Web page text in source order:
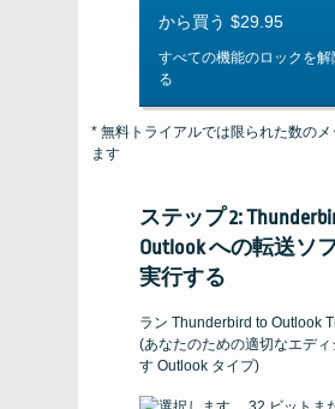
から買う $29.95
すべての機能のロックを解
る
* 無料トライアルでは限られた数のメ
ます
ステップ 2:
Outlook への転送ソ
実行する
ラン Thunderbird to Outlook
(あなたのための適切なエディ
す Outlook タイプ)